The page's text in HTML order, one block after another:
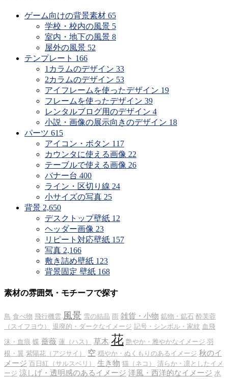
ゲーム向けの背景素材 65
学校・校内の風景 5
室内・地下の風景 8
屋外の風景 52
テンプレート 166
1カラムのデザイン 33
2カラムのデザイン 53
アイフレームを使ったデザイン 19
フレームを使ったデザイン 39
レンタルブログ用のデザイン 4
小説・画像の展示向きのデザイン 18
パーツ 615
アイコン・ボタン 117
カウンタに使える画像 22
テーブルで使える画像 26
バナー台 400
ライン・区切り線 24
小サイズの写真 25
背景 2,650
デスクトップ壁紙 12
ヘッダー画像 23
リピート対応壁紙 157
写真 2,166
敷き詰め壁紙 123
背景固定 壁紙 168
素材の雰囲気・モチーフで探す
鳥 食べ物 飛行機雲 風景 雪の結晶 雨 雑貨・小物 鉱物・鉱石 酔芙蓉
（スイフヨウ）
退廃的・ダークなイメージ 記号・シンボル・家紋 血飛
沫・血痕 蝶 薔薇 蓮（ハス） 草木 花 艶やか・雅やかなイメージ 羽
根・翼 紫陽花（アジサイ） 空 穏やか・ぬくもりのあるイメージ 秋のイ
メージ 百日紅（サルスベリ） 生き物 猫（ネコ）
清らか・凛としたイメ
ージ 涼しげ・透明感のあるイメージ 洋風・西洋的なイメージ 水